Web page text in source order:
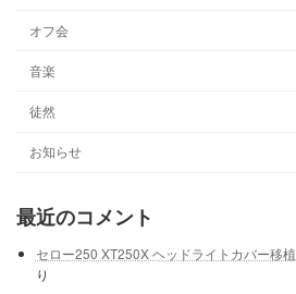
オフ会
音楽
徒然
お知らせ
最近のコメント
セロー250 XT250X ヘッドライトカバー移植
り